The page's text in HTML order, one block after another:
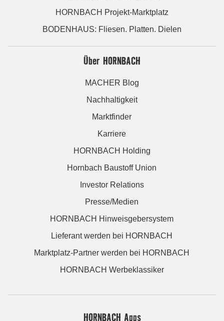
HORNBACH Projekt-Marktplatz
BODENHAUS: Fliesen. Platten. Dielen
Über HORNBACH
MACHER Blog
Nachhaltigkeit
Marktfinder
Karriere
HORNBACH Holding
Hornbach Baustoff Union
Investor Relations
Presse/Medien
HORNBACH Hinweisgebersystem
Lieferant werden bei HORNBACH
Marktplatz-Partner werden bei HORNBACH
HORNBACH Werbeklassiker
HORNBACH Apps